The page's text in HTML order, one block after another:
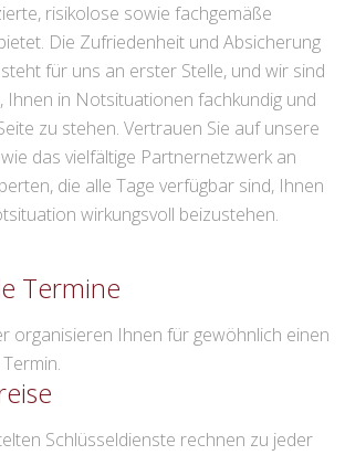
risikolose sowie fachgemäße
Die Zufriedenheit und Absicherung
für uns an erster Stelle, und wir sind
Ihnen in Notsituationen fachkundig und
zu stehen. Vertrauen Sie auf unsere
das vielfältige Partnernetzwerk an
die alle Tage verfügbar sind, Ihnen
wirkungsvoll beizustehen.
Termine
organisieren Ihnen für gewöhnlich einen
Schlüsseldienste rechnen zu jeder